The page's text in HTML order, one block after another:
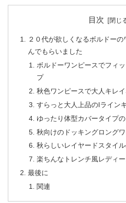
目次
２０代が欲しくなるボルドー
んでもらいました
ボルドーワンピースでフィ
プ
秋色ワンピースで大人キレ
すらっと大人上品のIライン
ゆったり体型カバータイプ
秋向けのドッキングロング
秋らしいレイヤードスタイ
楽ちんなトレンチ風レディ
最後に
関連